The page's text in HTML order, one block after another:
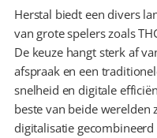
Herstal biedt een divers
van grote spelers zoals
De keuze hangt sterk af
afspraak en een
snelheid en digitale
beste van beide
digitalisatie